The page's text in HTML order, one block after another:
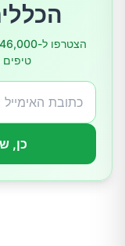
לסיכום
טיפים
כן,